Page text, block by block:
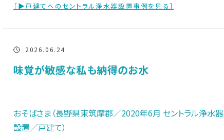
［▶戸建てへのセントラル浄水器設置事例を見る］
2026.06.24
味覚が敏感な私も納得のお水
おそばさま（長野県東筑摩郡／2020年6月 セントラル浄水器
設置／戸建て）